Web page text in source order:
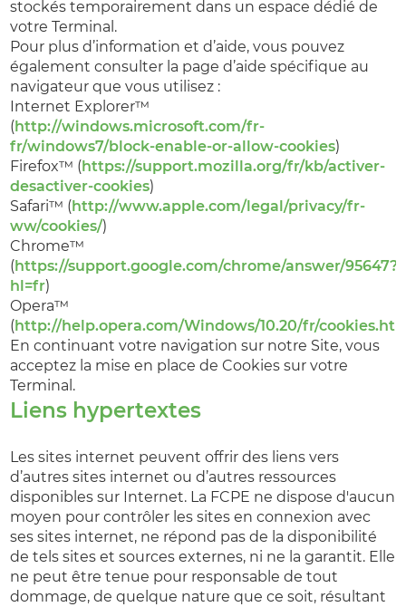
stockés temporairement dans un espace dédié de
votre Terminal.
Pour plus d’information et d’aide, vous pouvez
également consulter la page d’aide spécifique au
navigateur que vous utilisez :
Internet Explorer™
( http://windows.microsoft.com/fr-
fr/windows7/block-enable-or-allow-cookies)
Firefox™ ( https://support.mozilla.org/fr/kb/activer-
desactiver-cookies)
Safari™ ( http://www.apple.com/legal/privacy/fr-
ww/cookies/)
Chrome™
( https://support.google.com/chrome/answer/95647?
hl=fr)
Opera™
( http://help.opera.com/Windows/10.20/fr/
En continuant votre navigation sur notre Site, vous
acceptez la mise en place de Cookies sur votre
Terminal.
Liens hypertextes
Les sites internet peuvent offrir des liens vers
d’autres sites internet ou d’autres ressources
disponibles sur Internet. La FCPE ne dispose d'aucun
moyen pour contrôler les sites en connexion avec
ses sites internet, ne répond pas de la disponibilité
de tels sites et sources externes, ni ne la garantit. Elle
ne peut être tenue pour responsable de tout
dommage, de quelque nature que ce soit, résultant